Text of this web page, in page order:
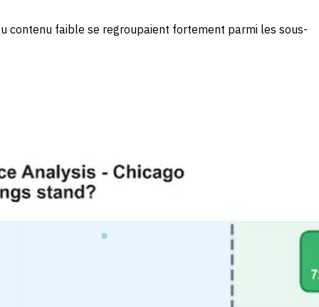
contenu faible se regroupaient fortement parmi les sous-